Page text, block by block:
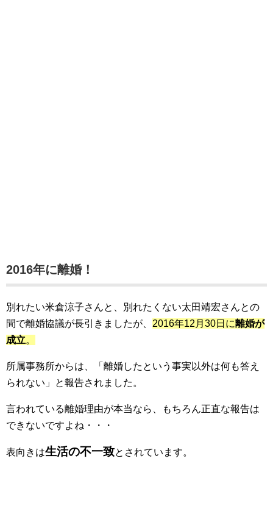
2016年に離婚！
別れたい米倉涼子さんと、別れたくない太田靖宏さんとの
間で離婚協議が長引きましたが、 2016年12月30日に離婚が
成立。
所属事務所からは、「離婚したという事実以外は何も答え
られない」と報告されました。
言われている離婚理由が本当なら、もちろん正直な報告は
できないですよね・・・
表向きは生活の不一致とされています。